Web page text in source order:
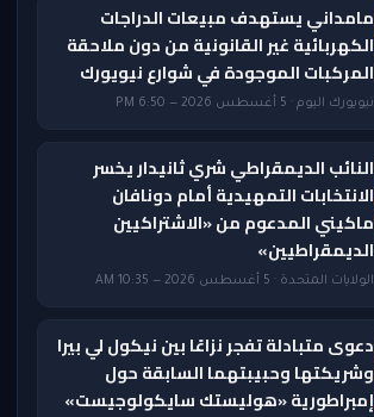
مامداني يستهدف مبيعات الدراجات
الكهربائية غير القانونية من دون ملاحقة
المركبات الموجودة في شوارع نيويورك
نيويورك اليوم · 5 أغسطس 2026 — 6:50 PM
النائب الديمقراطي شري ثانيدار يخسر
الانتخابات التمهيدية أمام دونافان
ماكيني المدعوم من «الاشتراكيين
الديمقراطيين»
الولايات المتحدة · 5 أغسطس 2026 — 10:35 AM
دعوى متبادلة تفجر نزاعًا بين نيكول لي بيرا
وشريكتها وحبيبتهما السابقة حول
إمبراطورية «هوليستك سايكولوجيست»